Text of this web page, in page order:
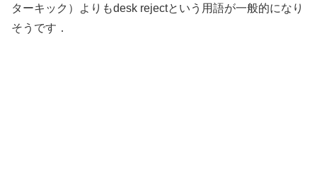
ターキック）よりもdesk rejectという用語が一般的になり
そうです．